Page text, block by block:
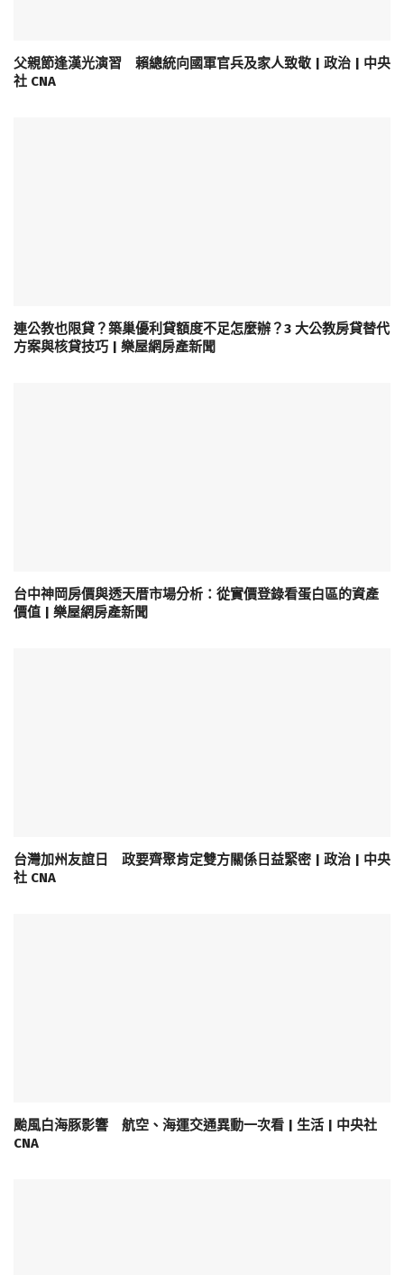
父親節逢漢光演習 賴總統向國軍官兵及家人致敬 | 政治 | 中央
社 CNA
連公教也限貸？築巢優利貸額度不足怎麼辦？3 大公教房貸替代
方案與核貸技巧 | 樂屋網房產新聞
台中神岡房價與透天厝市場分析：從實價登錄看蛋白區的資產
價值 | 樂屋網房產新聞
台灣加州友誼日 政要齊聚肯定雙方關係日益緊密 | 政治 | 中央
社 CNA
颱風白海豚影響 航空、海運交通異動一次看 | 生活 | 中央社
CNA